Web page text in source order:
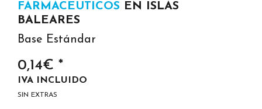
FARMACEUTICOS EN ISLAS
BALEARES
Base Estándar
0,14€ *
IVA INCLUIDO
SIN EXTRAS